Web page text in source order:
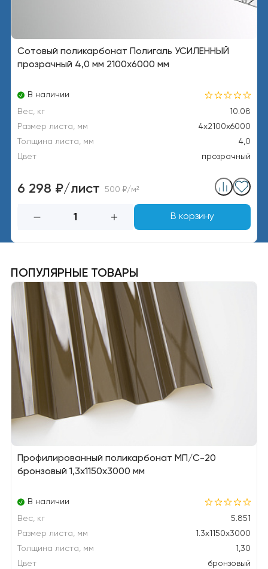
Сотовый поликарбонат Полигаль УСИЛЕННЫЙ
прозрачный 4,0 мм 2100x6000 мм
В наличии
Вес, кг
10.08
Размер листа, мм
4x2100x6000
Толщина листа, мм
4,0
Цвет
прозрачный
6 298 ₽/лист 500 ₽/м²
В корзину
ПОПУЛЯРНЫЕ ТОВАРЫ
Профилированный поликарбонат МП/С-20
бронзовый 1,3х1150х3000 мм
В наличии
Вес, кг
5.851
Размер листа, мм
1.3x1150x3000
Толщина листа, мм
1,30
Цвет
бронзовый